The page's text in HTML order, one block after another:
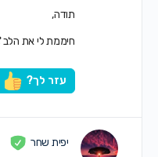
תודה,
חיממת לי את
עזר לך?
יפית שחר